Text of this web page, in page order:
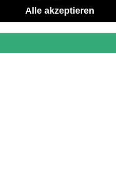
Alle akzeptieren